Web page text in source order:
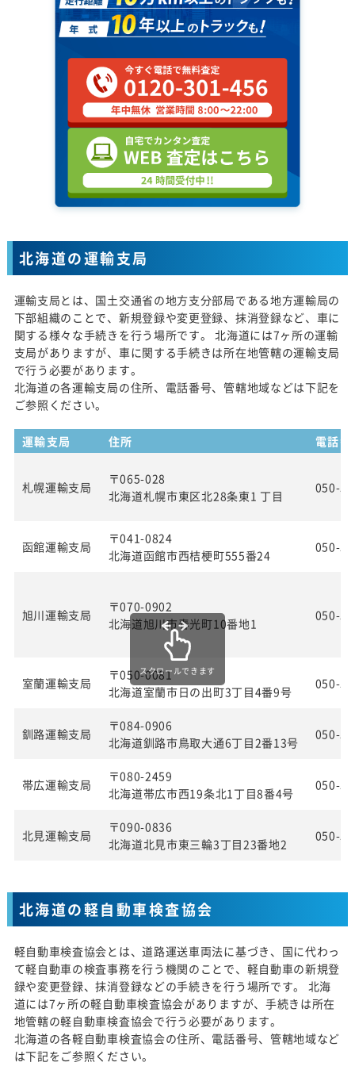
北海道の運輸支局
運輸支局とは、国土交通省の地方支分部局である地方運輸局の
下部組織のことで、新規登録や変更登録、抹消登録など、車に
関する様々な手続きを行う場所です。 北海道には7ヶ所の運輸
支局がありますが、車に関する手続きは所在地管轄の運輸支局
で行う必要があります。
北海道の各運輸支局の住所、電話番号、管轄地域などは下記を
ご参照ください。
運輸支局 住所 電話
札幌運輸支局
〒065-028
北海道札幌市東区北28条東1 丁目
050-
函館運輸支局
〒041-0824
北海道函館市西桔梗町555番24
050-
旭川運輸支局
〒070-0902
北海道旭川市春光町10番地1
050-
室蘭運輸支局
〒050-0081
北海道室蘭市日の出町3丁目4番9号
050-
釧路運輸支局
〒084-0906
北海道釧路市鳥取大通6丁目2番13号
050-
帯広運輸支局
〒080-2459
北海道帯広市西19条北1丁目8番4号
050-
北見運輸支局
〒090-0836
北海道北見市東三輪3丁目23番地2
050-
スクロールできます
北海道の軽自動車検査協会
軽自動車検査協会とは、道路運送車両法に基づき、国に代わっ
て軽自動車の検査事務を行う機関のことで、軽自動車の新規登
録や変更登録、抹消登録などの手続きを行う場所です。 北海
道には7ヶ所の軽自動車検査協会がありますが、手続きは所在
地管轄の軽自動車検査協会で行う必要があります。
北海道の各軽自動車検査協会の住所、電話番号、管轄地域など
は下記をご参照ください。